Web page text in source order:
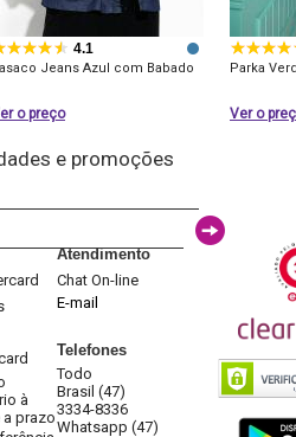
4.1
Jeans Azul com Babado
o preço
Parka
Ver o
e promoções
à
a prazo
Atendimento
Chat On-line
E-mail
Telefones
Todo
Brasil (47)
3334-8336
Whatsapp (47)